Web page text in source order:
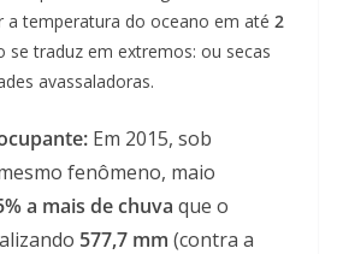
a temperatura do oceano em até 2
se traduz em extremos: ou secas
avassaladoras.
Em 2015, sob
fenômeno, maio
a mais de chuva que o
577,7 mm (contra a